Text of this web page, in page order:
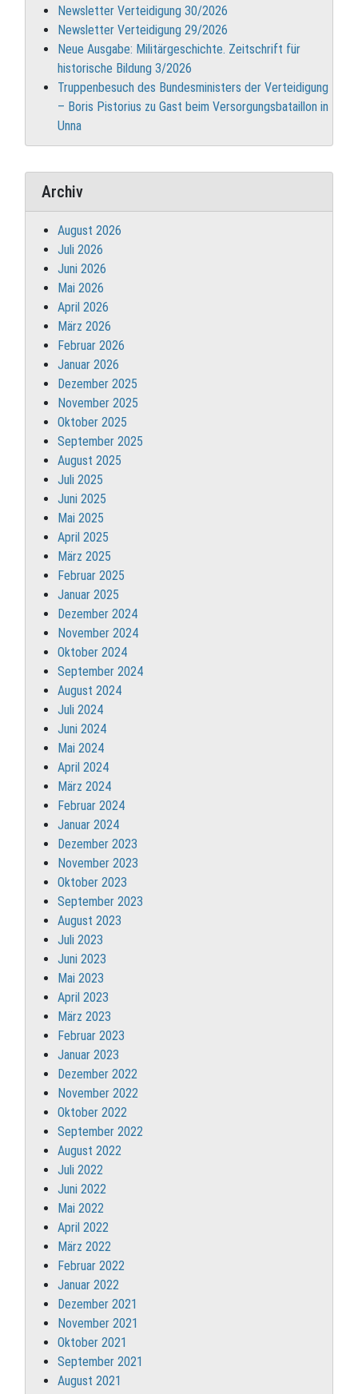
Newsletter Verteidigung 30/2026
Newsletter Verteidigung 29/2026
Neue Ausgabe: Militärgeschichte. Zeitschrift für
historische Bildung 3/2026
Truppenbesuch des Bundesministers der Verteidigung
– Boris Pistorius zu Gast beim Versorgungsbataillon in
Unna
Archiv
August 2026
Juli 2026
Juni 2026
Mai 2026
April 2026
März 2026
Februar 2026
Januar 2026
Dezember 2025
November 2025
Oktober 2025
September 2025
August 2025
Juli 2025
Juni 2025
Mai 2025
April 2025
März 2025
Februar 2025
Januar 2025
Dezember 2024
November 2024
Oktober 2024
September 2024
August 2024
Juli 2024
Juni 2024
Mai 2024
April 2024
März 2024
Februar 2024
Januar 2024
Dezember 2023
November 2023
Oktober 2023
September 2023
August 2023
Juli 2023
Juni 2023
Mai 2023
April 2023
März 2023
Februar 2023
Januar 2023
Dezember 2022
November 2022
Oktober 2022
September 2022
August 2022
Juli 2022
Juni 2022
Mai 2022
April 2022
März 2022
Februar 2022
Januar 2022
Dezember 2021
November 2021
Oktober 2021
September 2021
August 2021